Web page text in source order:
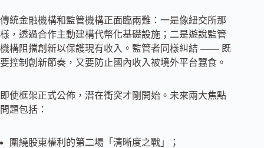
傳統金融機構和監管機構正面臨兩難：一是像紐交所那
樣，透過合作主動建構代幣化基礎設施；二是遊說監管
機構阻擋創新以保護現有收入。監管者同樣糾結 —— 既
要控制創新節奏，又要防止國內收入被境外平台蠶食。
即使框架正式公佈，潛在衝突才剛開始。未來兩大焦點
問題包括：
圍繞股東權利的第二場「清晰度之戰」；